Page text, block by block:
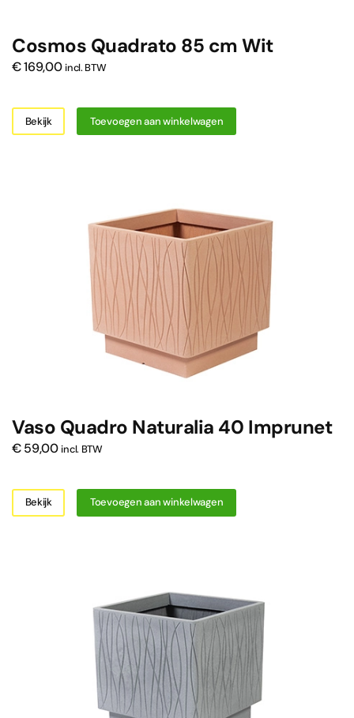
Cosmos Quadrato 85 cm Wit
€169,00 incl. BTW
Bekijk Toevoegen aan winkelwagen
Vaso Quadro Naturalia 40 Imprunet
€59,00 incl. BTW
Bekijk Toevoegen aan winkelwagen